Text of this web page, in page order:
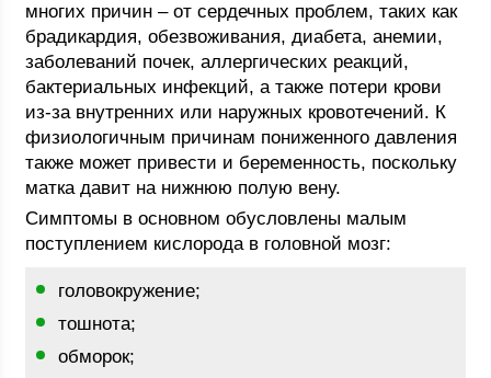
многих причин – от сердечных проблем, таких как
брадикардия, обезвоживания, диабета, анемии,
заболеваний почек, аллергических реакций,
бактериальных инфекций, а также потери крови
из-за внутренних или наружных кровотечений. К
физиологичным причинам пониженного давления
также может привести и беременность, поскольку
матка давит на нижнюю полую вену.
Симптомы в основном обусловлены малым
поступлением кислорода в головной мозг:
головокружение;
тошнота;
обморок;